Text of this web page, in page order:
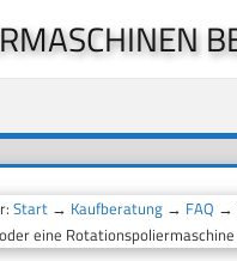
Start → Kaufberatung → FAQ →
eine